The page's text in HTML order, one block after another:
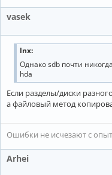
vasek
lnx:
Однако sdb почти
hda
Если разделы/диски
а файловый метод
Ошибки не исчезают с
Arhei